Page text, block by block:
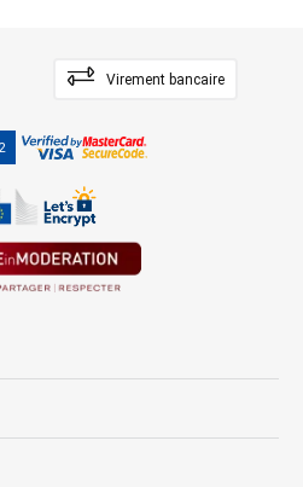
Virement bancaire